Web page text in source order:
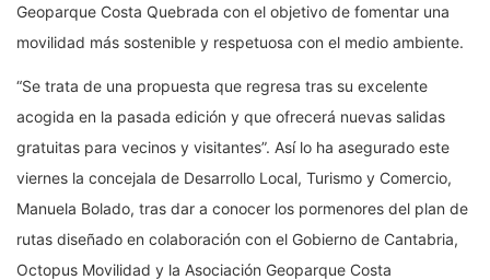
Geoparque Costa Quebrada con el objetivo de fomentar una
movilidad más sostenible y respetuosa con el medio ambiente.
“Se trata de una propuesta que regresa tras su excelente
acogida en la pasada edición y que ofrecerá nuevas salidas
gratuitas para vecinos y visitantes”. Así lo ha asegurado este
viernes la concejala de Desarrollo Local, Turismo y Comercio,
Manuela Bolado, tras dar a conocer los pormenores del plan de
rutas diseñado en colaboración con el Gobierno de Cantabria,
Octopus Movilidad y la Asociación Geoparque Costa